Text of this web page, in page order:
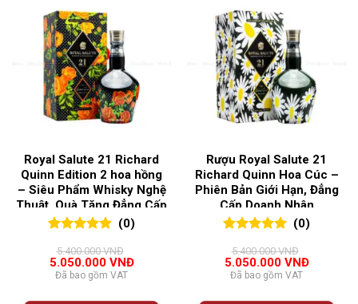
Royal Salute 21 Richard
Quinn Edition 2 hoa hồng
– Siêu Phẩm Whisky Nghệ
Thuật, Quà Tặng Đẳng Cấp
đánh giá
(0)
5.400.000VNĐ
Giá
gốc
5.400.000 VNĐ.
5.050.000 VNĐGiá
là:
Đã bao gồm VAT
Rượu Royal Salute 21
Richard Quinn Hoa Cúc –
Phiên Bản Giới Hạn, Đẳng
Cấp Doanh Nhân
đánh giá
(0)
5.400.000VNĐ
Giá
gốc
5.400.000 VNĐ.
5.050.000 VNĐGiá
là:
Đã bao gồm VAT